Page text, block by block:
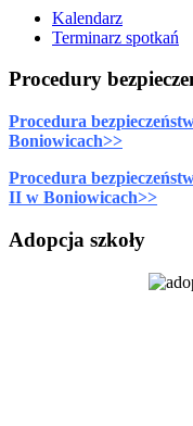
Kalendarz
Terminarz spotkań
Procedury
Procedura
Boniowicach>>
Procedura
II w Boniowicach>>
Adopcja szkoły